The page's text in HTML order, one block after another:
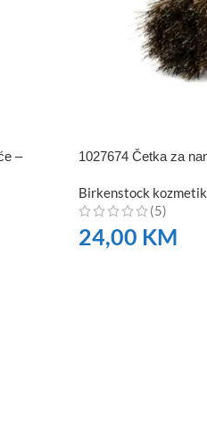
–
1027674 Četka za
Birkenstock
(5)
24,00 KM